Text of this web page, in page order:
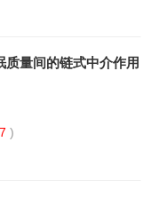
量间的链式中介作用
)